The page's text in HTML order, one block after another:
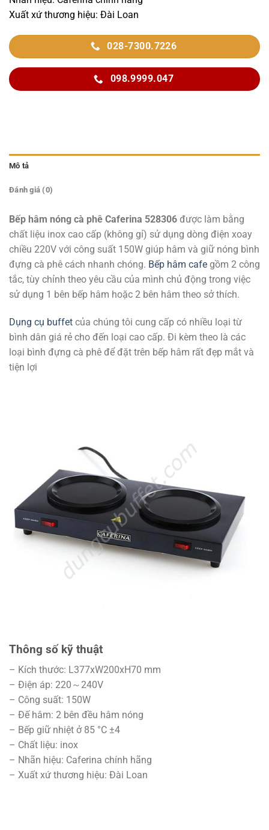
Xuất xứ thương hiệu: Đài Loan
028-7300.7226
098.9999.047
Mô tả
Đánh giá (0)
Bếp hâm nóng cà phê Caferina 528306 được làm bằng
chất liệu inox cao cấp (không gỉ) sử dụng dòng điện xoay
chiều 220V với công suất 150W giúp hâm và giữ nóng bình
đựng cà phê cách nhanh chóng. Bếp hâm cafe gồm 2 công
tắc, tùy chỉnh theo yêu cầu của mình chủ động trong việc
sử dụng 1 bên bếp hâm hoặc 2 bên hâm theo sở thích.
Dụng cụ buffet của chúng tôi cung cấp có nhiều loại từ
bình dân giá rẻ cho đến loại cao cấp. Đi kèm theo là các
loại bình đựng cà phê để đặt trên bếp hâm rất đẹp mắt và
tiện lợi
Thông số kỹ thuật
– Kích thước: L377xW200xH70 mm
– Điện áp: 220～240V
– Công suất: 150W
– Đế hâm: 2 bên đều hâm nóng
– Bếp giữ nhiệt ở 85 °C ±4
– Chất liệu: inox
– Nhãn hiệu: Caferina chính hãng
– Xuất xứ thương hiệu: Đài Loan